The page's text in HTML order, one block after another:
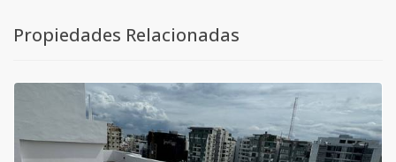
Propiedades Relacionadas